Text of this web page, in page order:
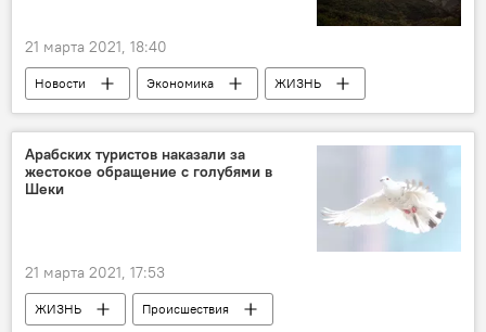
21 марта 2021, 18:40
Новости Экономика
ЖИЗНЬ
Азербайджан
Карабах
Карабах
Депутат Руфат Гулиев
Разминирование
Арабских туристов наказали за
жестокое обращение с голубями в
Шеки
21 марта 2021, 17:53
ЖИЗНЬ
Происшествия